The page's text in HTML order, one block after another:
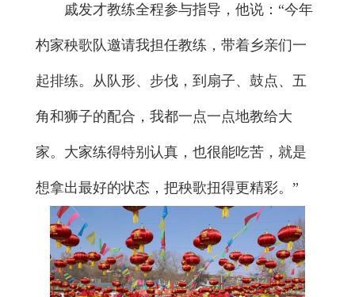
戚发才教练全程参与指导，他说：“今年
杓家秧歌队邀请我担任教练，带着乡亲们一
起排练。从队形、步伐，到扇子、鼓点、五
角和狮子的配合，我都一点一点地教给大
家。大家练得特别认真，也很能吃苦，就是
想拿出最好的状态，把秧歌扭得更精彩。”